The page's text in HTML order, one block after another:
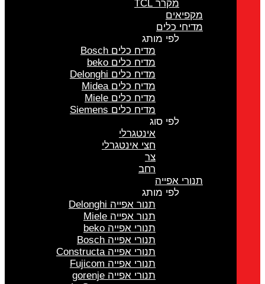
מקרר TCL
מקפיאים
מדיחי כלים
לפי מותג
מדיח כלים Bosch
מדיח כלים beko
מדיח כלים Delonghi
מדיח כלים Midea
מדיח כלים Miele
מדיח כלים Siemens
לפי סוג
אינטגרלי
חצי אינטגרלי
צר
רחב
תנורי אפייה
לפי מותג
תנור אפייה Delonghi
תנור אפייה Miele
תנורי אפייה beko
תנורי אפייה Bosch
תנורי אפייה Constructa
תנורי אפייה Fujicom
תנורי אפייה gorenje